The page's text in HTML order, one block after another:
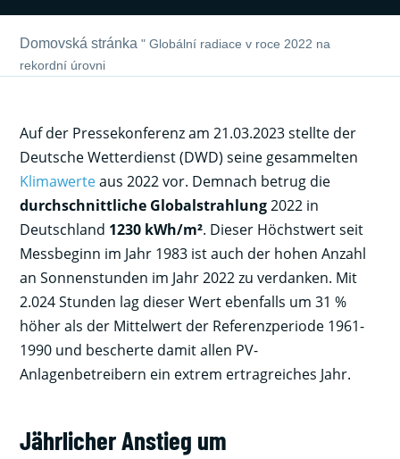
Domovská stránka "Globální radiace v roce 2022 na
rekordní úrovni
Auf der Pressekonferenz am 21.03.2023 stellte der
Deutsche Wetterdienst (DWD) seine gesammelten
Klimawerteaus 2022 vor. Demnach betrug die
durchschnittliche Globalstrahlung2022 in
Deutschland 1230 kWh/m². Dieser Höchstwert seit
Messbeginn im Jahr 1983 ist auch der hohen Anzahl
an Sonnenstunden im Jahr 2022 zu verdanken. Mit
2.024 Stunden lag dieser Wert ebenfalls um 31 %
höher als der Mittelwert der Referenzperiode 1961-
1990 und bescherte damit allen PV-
Anlagenbetreibern ein extrem ertragreiches Jahr.
Jährlicher Anstieg um